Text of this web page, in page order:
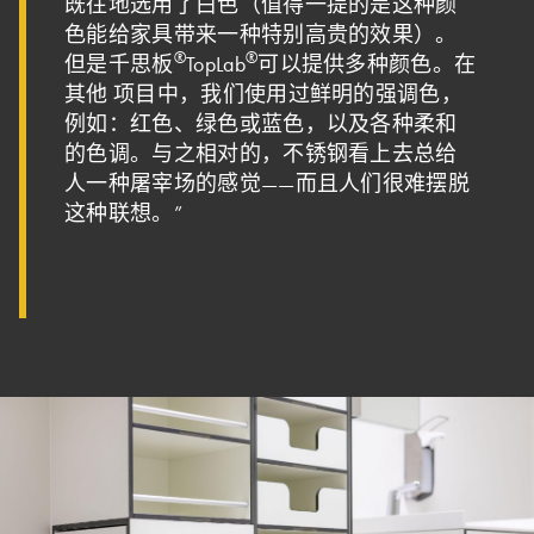
色能给家具带来一种特别高贵的效果）。
但是千思板®TopLab®可以提供多种颜色。在
其他 项目中，我们使用过鲜明的强调色，
例如：红色、绿色或蓝色，以及各种柔和
的色调。与之相对的，不锈钢看上去总给
人一种屠宰场的感觉——而且人们很难摆脱
这种联想。”